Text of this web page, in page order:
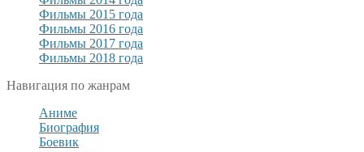
Фильмы 2015 года
Фильмы 2016 года
Фильмы 2017 года
Фильмы 2018 года
Навигация по жанрам
Аниме
Биография
Боевик